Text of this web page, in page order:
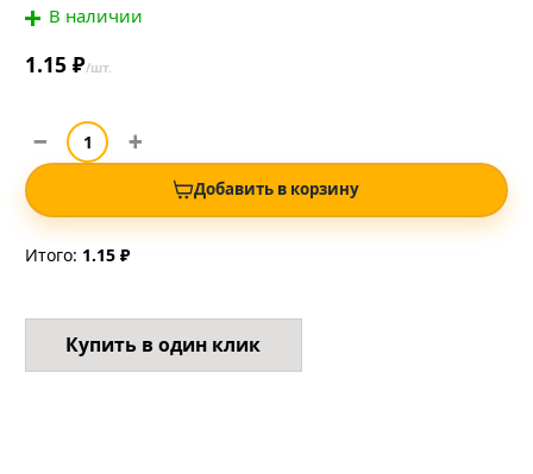
В наличии
1.15 ₽/шт.
Добавить в корзину
Итого: 1.15 ₽
Купить в один клик